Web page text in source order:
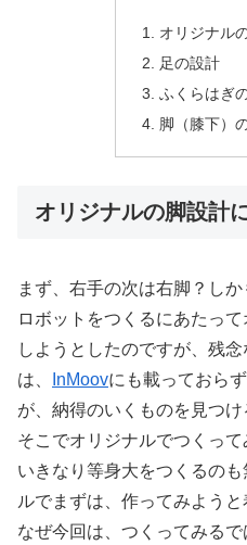
オリジナル
足の設計
ふくらはぎ
脚（膝下）
オリジナルの脚設計
まず、右手の次は右脚？し
ロボットをつくるにあたっ
しようとしたのですが、残
は、
InMoovにも載っておら
が、納得のいくものを見つけ
そこでオリジナルでつくって
いきなり等身大をつくるの
ルでまずは、作ってみよう
なぜ今回は、つくってみる